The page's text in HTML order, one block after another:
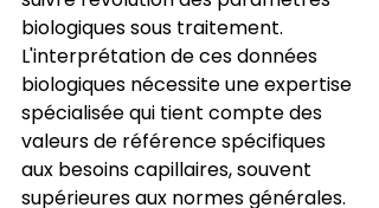
biologiques sous traitement.
L'interprétation de ces données
biologiques nécessite une expertise
spécialisée qui tient compte des
valeurs de référence spécifiques
aux besoins capillaires, souvent
supérieures aux normes générales.